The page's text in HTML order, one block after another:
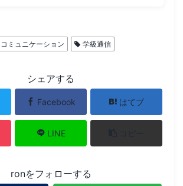
コミュニケーション 学級通信
シェアする
Facebook はてブ
LINE
ronをフォローする